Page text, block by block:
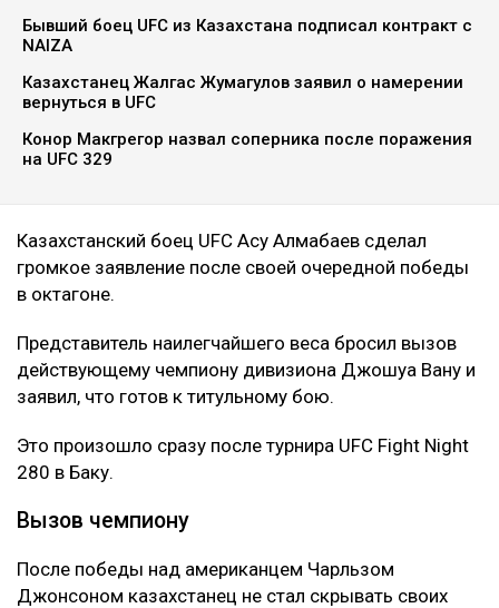
Бывший боец UFC из Казахстана подписал контракт с
NAIZA
Казахстанец Жалгас Жумагулов заявил о намерении
вернуться в UFC
Конор Макгрегор назвал соперника после поражения
на UFC 329
Казахстанский боец UFC Асу Алмабаев сделал
громкое заявление после своей очередной победы
в октагоне.
Представитель наилегчайшего веса бросил вызов
действующему чемпиону дивизиона Джошуа Вану и
заявил, что готов к титульному бою.
Это произошло сразу после турнира UFC Fight Night
280 в Баку.
Вызов чемпиону
После победы над американцем Чарльзом
Джонсоном казахстанец не стал скрывать своих